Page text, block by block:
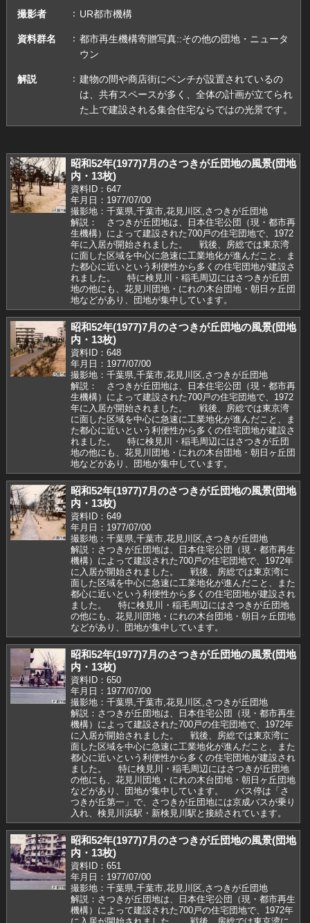
撮影者 UR都市機構
資料群名
都市再生機構寄贈写真::その他の団地・ニュータ
ウン
解説
建物の間や商店街にベンチが設置されているの
は、共有スペースが多く、全体の計画が立てられ
た上で建設される集合住宅ならではの光景です。
昭和52年(1977)7月のさつきが丘団地の風景(団地
内・13枚)
資料ID：647
年月日：1977/07/00
撮影地：千葉県,千葉市,花見川区,さつきが丘団地
解説： さつきが丘団地は、日本住宅公団（現・都市再
生機構）によって建設された700戸の住宅団地で、1972
年に入居が開始されました。 戦後、房総では東京湾
に面した区域を中心に急速に工業地化が進んだこと、ま
た都心に近いという利便性から多くの住宅団地が建設さ
れました。 特に検見川・稲毛周辺にはさつきが丘団
地の他にも、花見川団地・にれの木台団地・朝日ヶ丘団
地などがあり、団地が集中しています。
昭和52年(1977)7月のさつきが丘団地の風景(団地
内・13枚)
資料ID：648
年月日：1977/07/00
撮影地：千葉県,千葉市,花見川区,さつきが丘団地
解説： さつきが丘団地は、日本住宅公団（現・都市再
生機構）によって建設された700戸の住宅団地で、1972
年に入居が開始されました。 戦後、房総では東京湾
に面した区域を中心に急速に工業地化が進んだこと、ま
た都心に近いという利便性から多くの住宅団地が建設さ
れました。 特に検見川・稲毛周辺にはさつきが丘団
地の他にも、花見川団地・にれの木台団地・朝日ヶ丘団
地などがあり、団地が集中しています。
昭和52年(1977)7月のさつきが丘団地の風景(団地
内・13枚)
資料ID：649
年月日：1977/07/00
撮影地：千葉県,千葉市,花見川区,さつきが丘団地
解説：さつきが丘団地は、日本住宅公団（現・都市再生
機構）によって建設された700戸の住宅団地で、1972年
に入居が開始されました。 戦後、房総では東京湾に
面した区域を中心に急速に工業地化が進んだこと、また
都心に近いという利便性から多くの住宅団地が建設され
ました。 特に検見川・稲毛周辺にはさつきが丘団地
の他にも、花見川団地・にれの木台団地・朝日ヶ丘団地
などがあり、団地が集中しています。
昭和52年(1977)7月のさつきが丘団地の風景(団地
内・13枚)
資料ID：650
年月日：1977/07/00
撮影地：千葉県,千葉市,花見川区,さつきが丘団地
解説：さつきが丘団地は、日本住宅公団（現・都市再生
機構）によって建設された700戸の住宅団地で、1972年
に入居が開始されました。 戦後、房総では東京湾に
面した区域を中心に急速に工業地化が進んだこと、また
都心に近いという利便性から多くの住宅団地が建設され
ました。 特に検見川・稲毛周辺にはさつきが丘団地
の他にも、花見川団地・にれの木台団地・朝日ヶ丘団地
などがあり、団地が集中しています。 バス停は「さ
つきが丘第一」で、さつきが丘団地には京成バスが乗り
入れ、検見川浜駅・新検見川駅と接続されています。
昭和52年(1977)7月のさつきが丘団地の風景(団地
内・13枚)
資料ID：651
年月日：1977/07/00
撮影地：千葉県,千葉市,花見川区,さつきが丘団地
解説：さつきが丘団地は、日本住宅公団（現・都市再生
機構）によって建設された700戸の住宅団地で、1972年